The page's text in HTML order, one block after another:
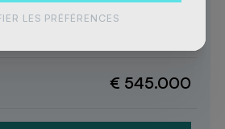
€ 545.000
LES PRÉFÉRENCES